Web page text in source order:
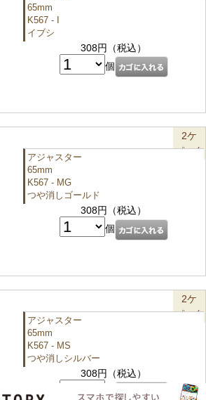
65mm
K567 - I
イブシ
308円（税込）
個
2ケ
パック
アジャスター
65mm
K567 - MG
つや消しゴールド
308円（税込）
個
2ケ
パック
アジャスター
65mm
K567 - MS
つや消しシルバー
308円（税込）
個